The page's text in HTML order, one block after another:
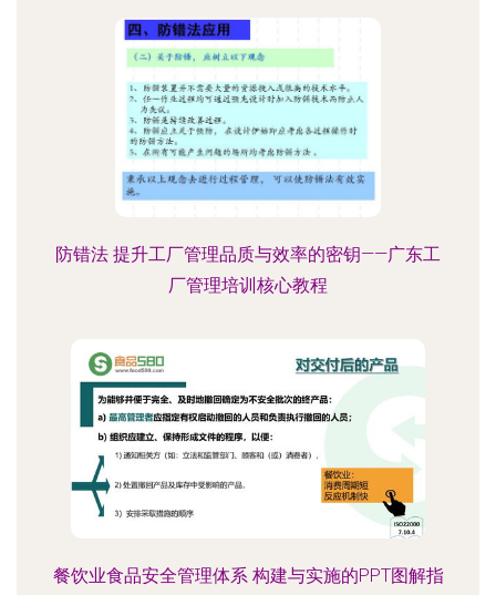
防错法 提升工厂管理品质与效率的密钥——广东工
厂管理培训核心教程
餐饮业食品安全管理体系 构建与实施的PPT图解指